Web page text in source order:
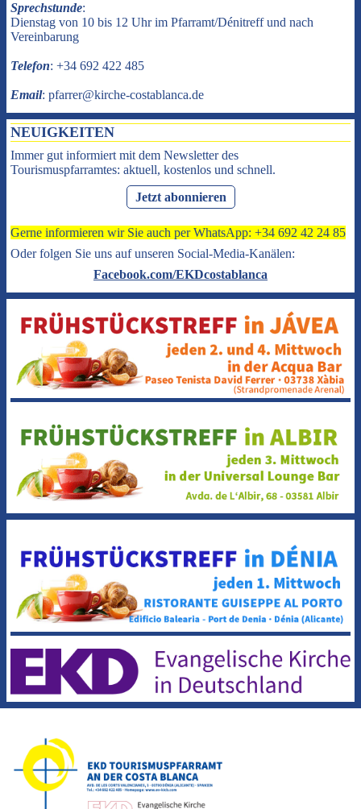
Sprechstunde:
Dienstag von 10 bis 12 Uhr im Pfarramt/Dénitreff und nach
Vereinbarung
Telefon: +34 692 422 485
Email: pfarrer@kirche-costablanca.de
NEUIGKEITEN
Immer gut informiert mit dem Newsletter des
Tourismuspfarramtes: aktuell, kostenlos und schnell.
Jetzt abonnieren
Gerne informieren wir Sie auch per WhatsApp: +34 692 42 24 85
Oder folgen Sie uns auf unseren Social-Media-Kanälen:
Facebook.com/EKDcostablanca